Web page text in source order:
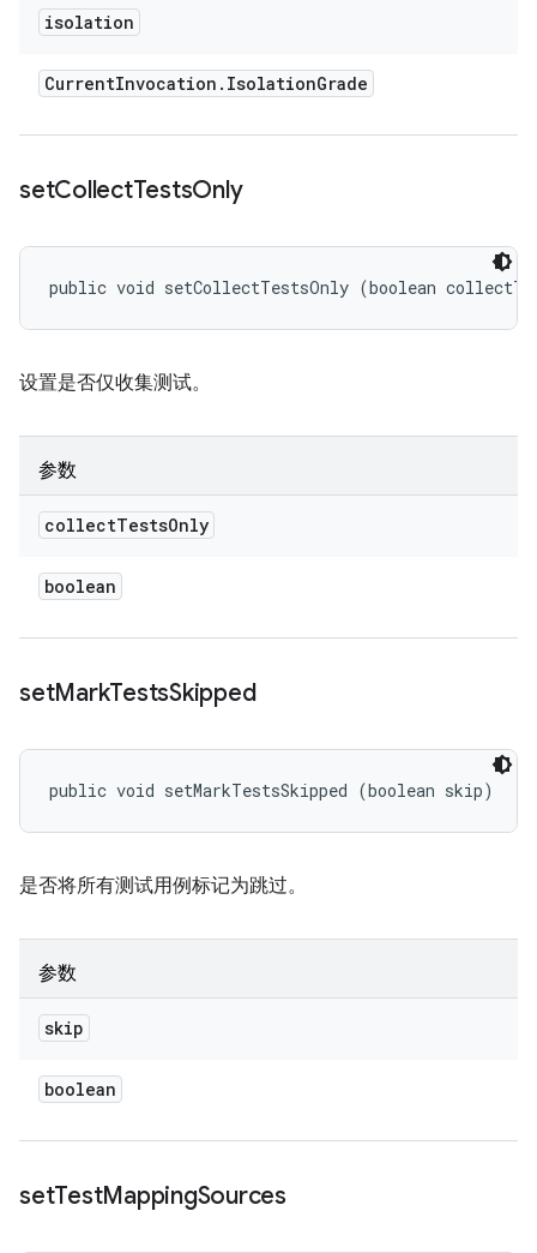
isolation
CurrentInvocation . IsolationGrade
setCollectTestsOnly
public void setCollectTestsOnly (boolean
设置是否仅收集测试。
参数
collectTestsOnly
boolean
setMarkTestsSkipped
public void setMarkTestsSkipped (boolean skip)
是否将所有测试用例标记为跳过。
参数
skip
boolean
setTestMappingSources